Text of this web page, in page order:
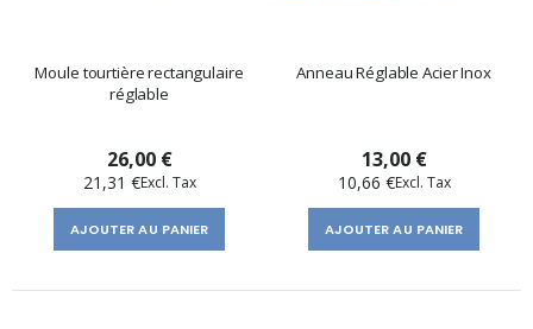
Moule tourtière rectangulaire
réglable
26,00 €
21,31 €
AJOUTER AU PANIER
Anneau Réglable Acier Inox
13,00 €
10,66 €
AJOUTER AU PANIER